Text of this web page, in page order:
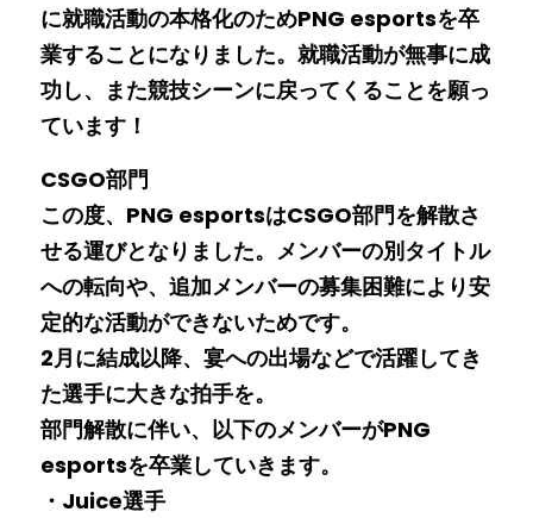
に就職活動の本格化のためPNG esportsを卒
業することになりました。就職活動が無事に成
功し、また競技シーンに戻ってくることを願っ
ています！
CSGO部門
この度、PNG esportsはCSGO部門を解散さ
せる運びとなりました。メンバーの別タイトル
への転向や、追加メンバーの募集困難により安
定的な活動ができないためです。
2月に結成以降、宴への出場などで活躍してき
た選手に大きな拍手を。
部門解散に伴い、以下のメンバーがPNG
esportsを卒業していきます。
・Juice選手